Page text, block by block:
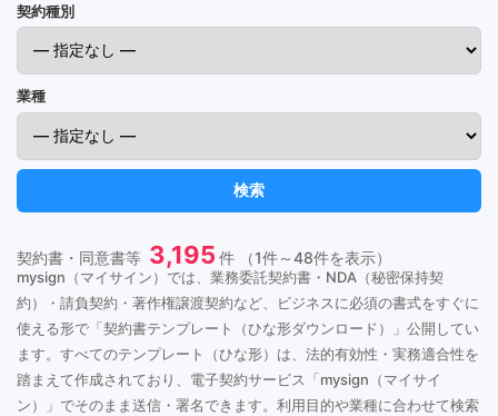
契約種別
業種
検索
契約書・同意書等 3,195 件 （1件～48件を表示）
mysign（マイサイン）では、業務委託契約書・NDA（秘密保持契
約）・請負契約・著作権譲渡契約など、ビジネスに必須の書式をすぐに
使える形で「契約書テンプレート（ひな形ダウンロード）」公開してい
ます。すべてのテンプレート（ひな形）は、法的有効性・実務適合性を
踏まえて作成されており、電子契約サービス「mysign（マイサイ
ン）」でそのまま送信・署名できます。利用目的や業種に合わせて検索